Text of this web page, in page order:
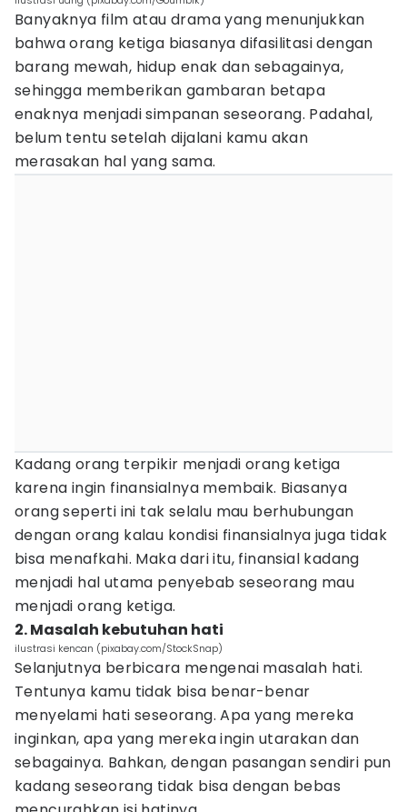
Banyaknya film atau drama yang menunjukkan
bahwa orang ketiga biasanya difasilitasi dengan
barang mewah, hidup enak dan sebagainya,
sehingga memberikan gambaran betapa
enaknya menjadi simpanan seseorang. Padahal,
belum tentu setelah dijalani kamu akan
merasakan hal yang sama.
Kadang orang terpikir menjadi orang ketiga
karena ingin finansialnya membaik. Biasanya
orang seperti ini tak selalu mau berhubungan
dengan orang kalau kondisi finansialnya juga tidak
bisa menafkahi. Maka dari itu, finansial kadang
menjadi hal utama penyebab seseorang mau
menjadi orang ketiga.
2. Masalah kebutuhan hati
ilustrasi kencan (pixabay.com/StockSnap)
Selanjutnya berbicara mengenai masalah hati.
Tentunya kamu tidak bisa benar-benar
menyelami hati seseorang. Apa yang mereka
inginkan, apa yang mereka ingin utarakan dan
sebagainya. Bahkan, dengan pasangan sendiri pun
kadang seseorang tidak bisa dengan bebas